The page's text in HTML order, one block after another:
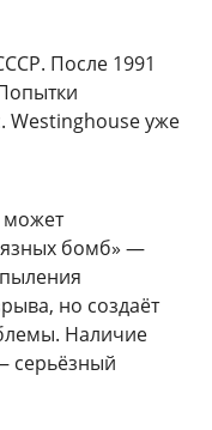
После 1991
Westinghouse уже
может
бомб» —
но создаёт
Наличие
серьёзный